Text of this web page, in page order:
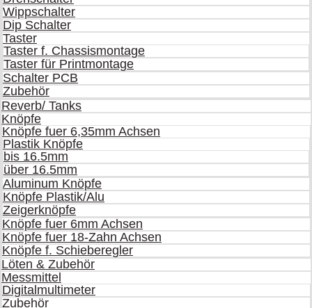
Wippschalter
Dip Schalter
Taster
Taster f. Chassismontage
Taster für Printmontage
Schalter PCB
Zubehör
Reverb/ Tanks
Knöpfe
Knöpfe fuer 6,35mm Achsen
Plastik Knöpfe
bis 16.5mm
über 16.5mm
Aluminum Knöpfe
Knöpfe Plastik/Alu
Zeigerknöpfe
Knöpfe fuer 6mm Achsen
Knöpfe fuer 18-Zahn Achsen
Knöpfe f. Schieberegler
Löten & Zubehör
Messmittel
Digitalmultimeter
Zubehör